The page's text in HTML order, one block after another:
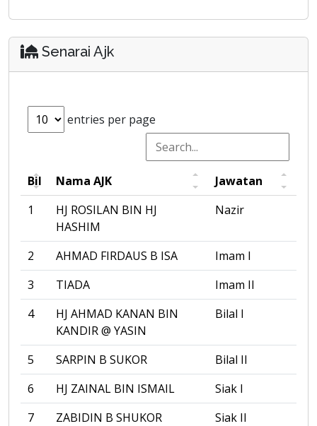
Senarai Ajk
entries per page
Bil Nama AJK
Jawatan
1
HJ ROSILAN BIN HJ
HASHIM
Nazir
2 AHMAD FIRDAUS B ISA
Imam I
3
TIADA
Imam II
4
HJ AHMAD KANAN BIN
KANDIR @ YASIN
Bilal I
5 SARPIN B SUKOR
Bilal II
6
HJ ZAINAL BIN ISMAIL
Siak I
7
ZABIDIN B SHUKOR
Siak II